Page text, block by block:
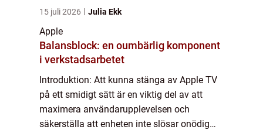
15 juli 2026 Julia Ekk
Apple
Balansblock: en oumbärlig komponent
i verkstadsarbetet
Introduktion: Att kunna stänga av Apple TV
på ett smidigt sätt är en viktig del av att
maximera användarupplevelsen och
säkerställa att enheten inte slösar onödig